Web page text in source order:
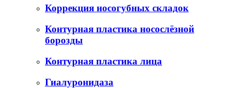
Коррекция носогубных складок
Контурная пластика носослёзной
борозды
Контурная пластика лица
Гиалуронидаза